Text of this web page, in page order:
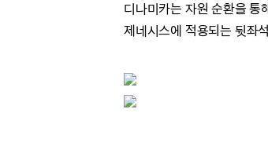
디나미카는 자원 순환을 통
제네시스에 적용되는 뒷좌